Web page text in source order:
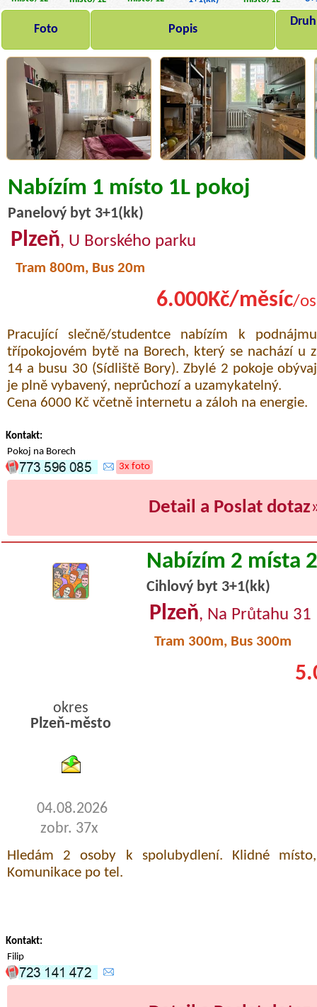
Foto Popis
Nabízím 1 místo 1L pokoj
Panelový byt 3+1(kk)
Plzeň, U Borského parku
Tram 800m, Bus 20m
6.000Kč/měsíc/
Pracující slečně/studentce nabízím k
třípokojovém bytě na Borech, který se nachází u
14 a busu 30 (Sídliště Bory). Zbylé 2 pokoje
je plně vybavený, neprůchozí a uzamykatelný.
Cena 6000 Kč včetně internetu a záloh na energie.
Kontakt:
Pokoj na Borech
3x foto
Detail a Poslat dotaz
Nabízím 2 místa
Cihlový byt 3+1(kk)
Plzeň, Na Průtahu 31
Tram 300m, Bus 300m
okres
Plzeň-město
04.08.2026
zobr. 37x
Hledám 2 osoby k spolubydlení. Klidné
Komunikace po tel.
Kontakt:
Filip